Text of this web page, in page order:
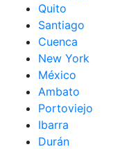
Quito
Santiago
Cuenca
New York
México
Ambato
Portoviejo
Ibarra
Durán